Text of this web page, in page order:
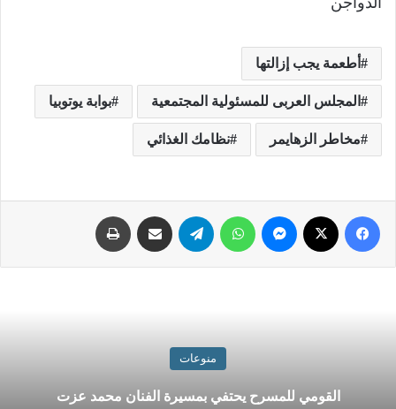
أطعمة يجب إزالتها
المجلس العربى للمسئولية المجتمعية بوابة يوتوبيا
مخاطر الزهايمر نظامك الغذائي
منوعات
القومي للمسرح يحتفي بمسيرة الفنان محمد عزت